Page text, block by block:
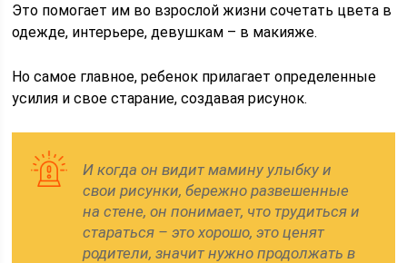
Это помогает им во взрослой жизни сочетать цвета в
одежде, интерьере, девушкам – в макияже.
Но самое главное, ребенок прилагает определенные
усилия и свое старание, создавая рисунок.
И когда он видит мамину улыбку и
свои рисунки, бережно развешенные
на стене, он понимает, что трудиться и
стараться – это хорошо, это ценят
родители, значит нужно продолжать в